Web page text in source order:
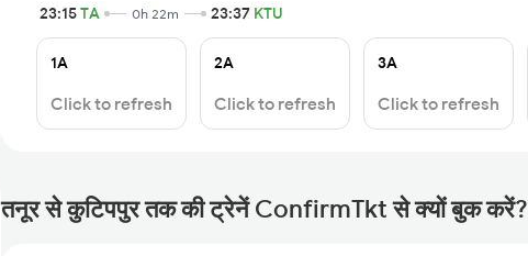
23:15TA 0h 22m 23:37 KTU
1A
Click to refresh
2A
Click to refresh
3A
Click to refresh
तनूर से कुटिपपुर तक की ट्रेनें ConfirmTkt से क्यों बुक करें?